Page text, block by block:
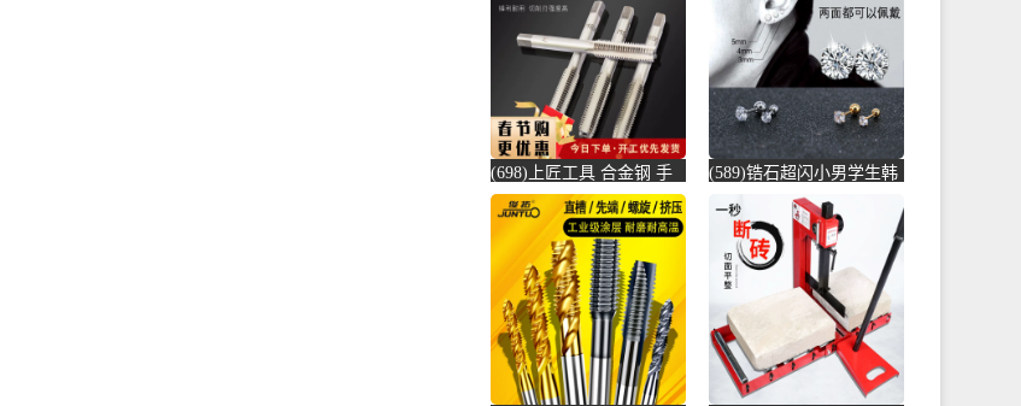
(698)上匠工具 合金钢 手
用丝锥攻螺纹工具攻丝丝
攻套丝m-螺纹钢(上匠工具
旗舰店仅售5.8元)
(589)锆石超闪小男学生韩
版耳骨钉钛钢养耳棒防过
敏圆珠女儿-圆棒钢(正中
间旗舰店仅售5.6元)